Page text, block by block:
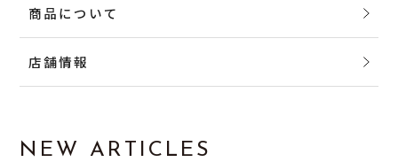
商品について
店舗情報
NEW ARTICLES